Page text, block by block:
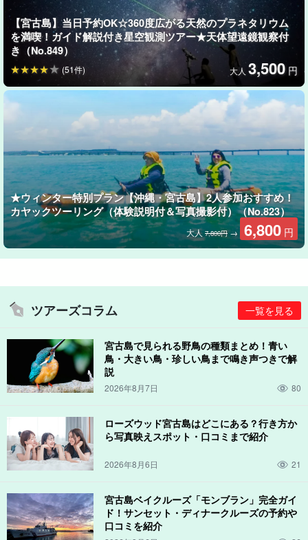
【宮古島】当日予約OK☆360度広がる天然のプラネタリウム
を満喫！ガイド解説付き星空観測ツアー★天体望遠鏡観察付
き（No.849）
大人 3,500 円
(51件)
★ウィンター特別プラン【沖縄・宮古島】2人参加おすすめ！
カヤックツーリング（体験説明付＆写真撮影付）（No.823）
大人 7,800円→ 6,800 円
ツアーズコラム 一覧を見る
宮古島で見られる野鳥の種類まとめ！青い
鳥・大きい鳥・珍しい鳥まで鳴き声つきで解
説
2026年8月7日 80
ローズウッド宮古島はどこにある？行き方か
ら写真映えスポット・口コミまで紹介
2026年8月6日 21
宮古島ベイクルーズ「モンブラン」完全ガイ
ド！サンセット・ディナークルーズの予約や
口コミを紹介